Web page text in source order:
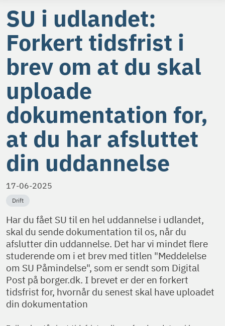
SU i udlandet:
Forkert tidsfrist i
brev om at du skal
uploade
dokumentation for,
at du har afsluttet
din uddannelse
17-06-2025
Drift
Har du fået SU til en hel uddannelse i udlandet,
skal du sende dokumentation til os, når du
afslutter din uddannelse. Det har vi mindet flere
studerende om i et brev med titlen "Meddelelse
om SU Påmindelse", som er sendt som Digital
Post på borger.dk. I brevet er der en forkert
tidsfrist for, hvornår du senest skal have uploadet
din dokumentation